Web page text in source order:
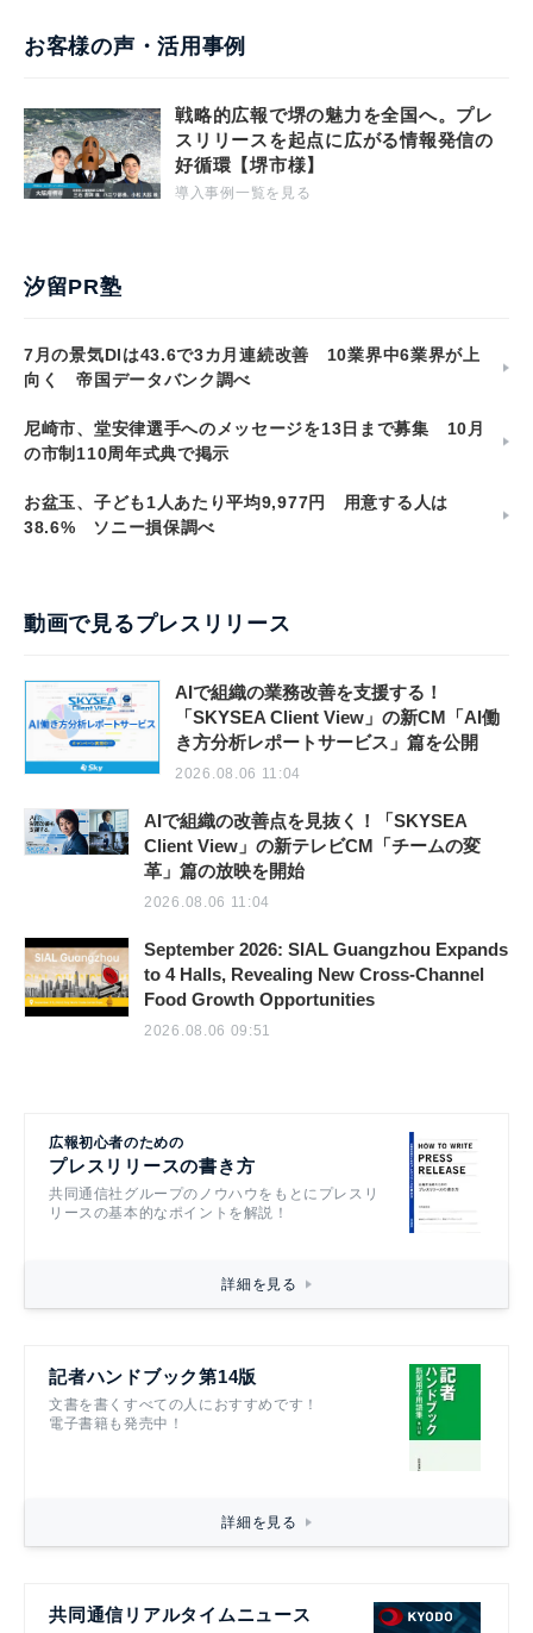
お客様の声・活用事例
戦略的広報で堺の魅力を全国へ。プレ
スリリースを起点に広がる情報発信の
好循環【堺市様】
導入事例一覧を見る
汐留PR塾
7月の景気DIは43.6で3カ月連続改善 10業界中6業界が上
向く 帝国データバンク調べ
尼崎市、堂安律選手へのメッセージを13日まで募集 10月
の市制110周年式典で掲示
お盆玉、子ども1人あたり平均9,977円 用意する人は
38.6% ソニー損保調べ
動画で見るプレスリリース
AIで組織の業務改善を支援する！
「SKYSEA Client View」の新CM「AI働
き方分析レポートサービス」篇を公開
2026.08.06 11:04
AIで組織の改善点を見抜く！「SKYSEA
Client View」の新テレビCM「チームの変
革」篇の放映を開始
2026.08.06 11:04
September 2026: SIAL Guangzhou Expands
to 4 Halls, Revealing New Cross-Channel
Food Growth Opportunities
2026.08.06 09:51
広報初心者のための
プレスリリースの書き方
共同通信社グループのノウハウをもとにプレスリ
リースの基本的なポイントを解説！
詳細を見る
記者ハンドブック第14版
文書を書くすべての人におすすめです！
電子書籍も発売中！
詳細を見る
共同通信リアルタイムニュース